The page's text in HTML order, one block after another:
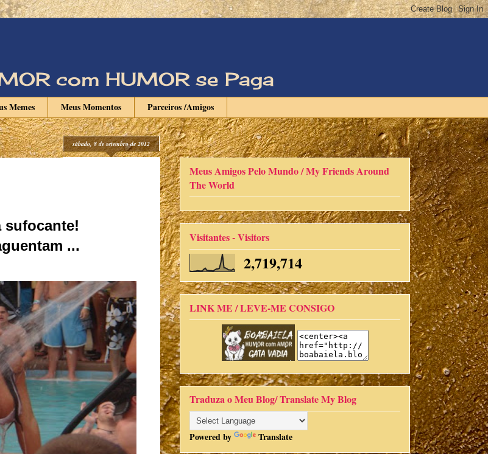
com HUMOR se Paga
Memes Meus Momentos Parceiros /Amigos
sábado, 8 de setembro de 2012
sufocante!
...
Meus Amigos Pelo Mundo / My Friends Around
The World
Visitantes - Visitors
2,719,714
LINK ME / LEVE-ME CONSIGO
Traduza o Meu Blog/ Translate My Blog
Powered by Translate